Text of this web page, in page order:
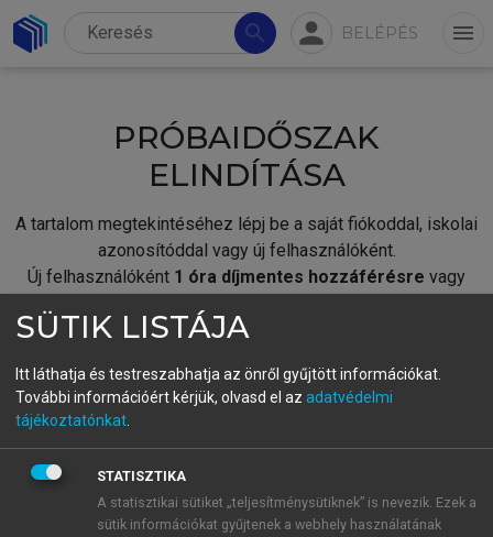
search person BELÉPÉS menu
PRÓBAIDŐSZAK
ELINDÍTÁSA
A tartalom megtekintéséhez lépj be a saját fiókoddal, iskolai
azonosítóddal vagy új felhasználóként.
Új felhasználóként 1 óra díjmentes hozzáférésre vagy
fiókoddal,vagy hozz létre új fiókot.
A regisztráció után apróbaidőszakautomatikusan
BELÉPÉS SAJÁT FIÓKKAL
SÜTIK LISTÁJA
Itt láthatja és testreszabhatja az önről gyűjtött információkat.
További információért kérjük, olvasd el az adatvédelmi
tájékoztatónkat
STATISZTIKA
A statisztikai sütiket „teljesítménysütiknek” is nevezik. Ezek a
sütik információkat gyűjtenek a webhely használatának